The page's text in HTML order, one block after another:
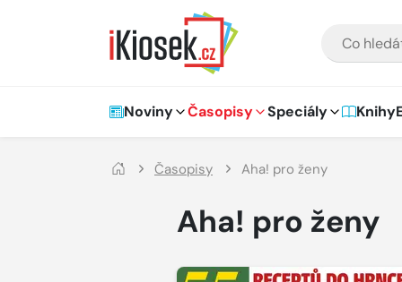
Hlavní navigace
Noviny Časopisy Speciály Knihy
Časopisy Aha! pro ženy
Aha! pro ženy